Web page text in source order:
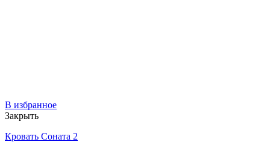
В избранное
Закрыть
Кровать Соната 2